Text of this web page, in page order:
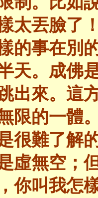
太丟臉了
的事在別
天。成佛
出來。這
限的一體
很難了解
虛無空；
你叫我怎